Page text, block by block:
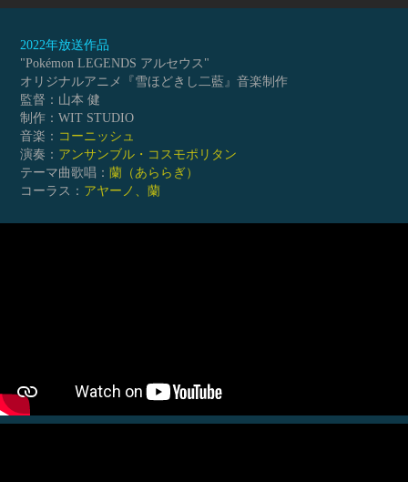
2022年放送作品
"Pokémon LEGENDS アルセウス"
オリジナルアニメ『雪ほどきし二藍』音楽制作
監督：山本 健
制作：WIT STUDIO
音楽： コーニッシュ
演奏： アンサンブル・コスモポリタン
テーマ曲歌唱：蘭 （あららぎ）
コーラス： アヤーノ、蘭